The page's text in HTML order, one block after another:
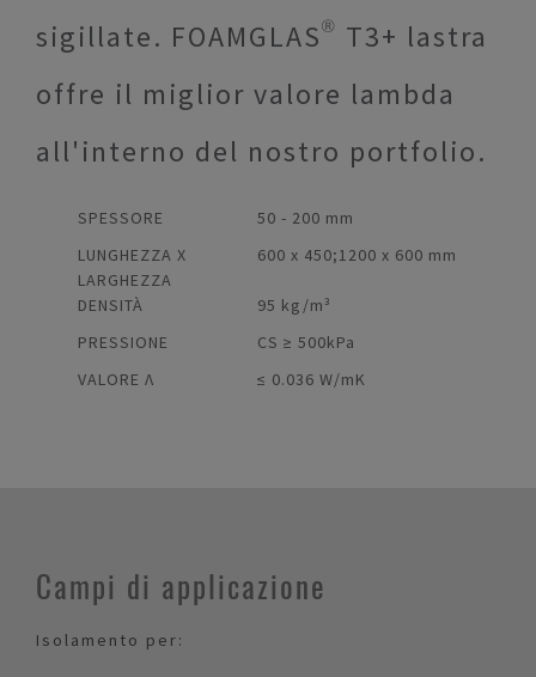
sigillate. FOAMGLAS® T3+ lastra
offre il miglior valore lambda
all'interno del nostro portfolio.
SPESSORE
50 - 200 mm
LUNGHEZZA X
LARGHEZZA
600 x 450;1200 x 600 mm
DENSITÀ
95 kg/m³
PRESSIONE
CS ≥ 500kPa
VALORE Λ
≤ 0.036 W/mK
Campi di applicazione
Isolamento per: